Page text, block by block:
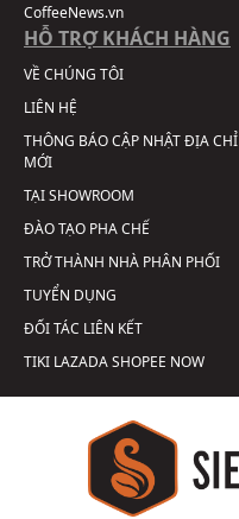
CoffeeNews.vn
HỖ TRỢ KHÁCH HÀNG
VỀ CHÚNG TÔI
LIÊN HỆ
THÔNG BÁO CẬP NHẬT ĐỊA CHỈ
MỚI
TẠI SHOWROOM
ĐÀO TẠO PHA CHẾ
TRỞ THÀNH NHÀ PHÂN PHỐI
TUYỂN DỤNG
ĐỐI TÁC LIÊN KẾT
TIKI LAZADASHOPEE NOW